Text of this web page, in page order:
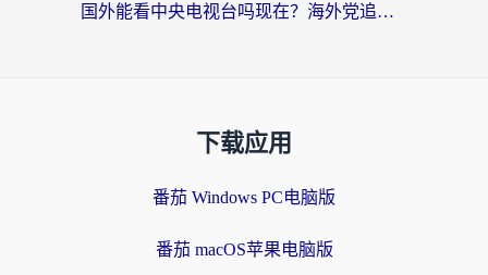
国外能看中央电视台吗现在？海外党追剧看央视的实用指南
下载应用
番茄 Windows PC电脑版
番茄 macOS苹果电脑版